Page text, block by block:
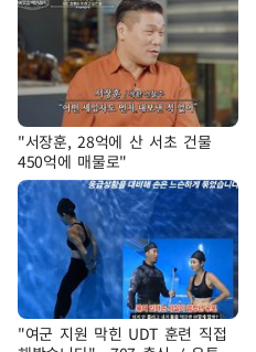
"서장훈, 28억에 산 서초 건물
450억에 매물로"
"여군 지원 막힌 UDT 훈련 직접